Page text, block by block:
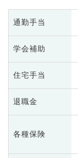
通勤手当
学会補助
住宅手当
退職金
各種保険